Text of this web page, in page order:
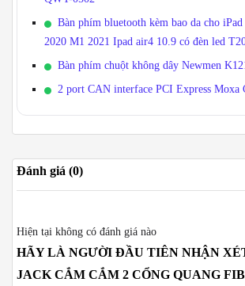
Bàn phím bluetooth kèm bao da cho
2020 M1 2021 Ipad air4 10.9 có đèn led
Bàn phím chuột không dây Newmen
2 port CAN interface PCI Express Moxa
Đánh giá (0)
Hiện tại không có đánh giá nào
HÃY LÀ NGƯỜI ĐẦU TIÊN NHẬN
JACK CẮM CẮM 2 CỔNG QUANG